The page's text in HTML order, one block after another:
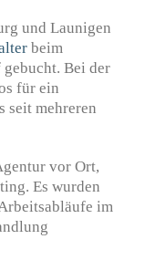
und Launigen
beim
gebucht. Bei der
für ein
seit mehreren
vor Ort,
Es wurden
im